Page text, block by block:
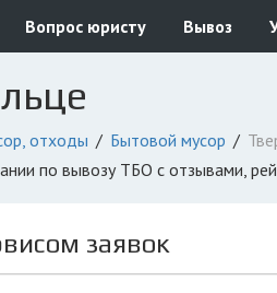
Вопрос юристу Вывоз
отходы Бытовой мусор
по вывозу ТБО с отзывами,
заявок